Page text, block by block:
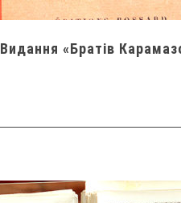
Видання «Братів